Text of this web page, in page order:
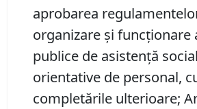
aprobarea
organizare şi funcţionare
publice de asistenţă
orientative de personal,
completările ulterioare;